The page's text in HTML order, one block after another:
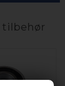
tilbehør